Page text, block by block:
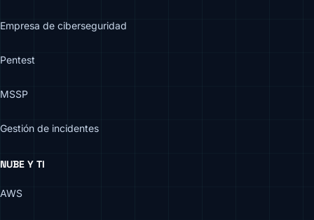
Empresa de ciberseguridad
Pentest
MSSP
Gestión de incidentes
NUBE Y TI
AWS